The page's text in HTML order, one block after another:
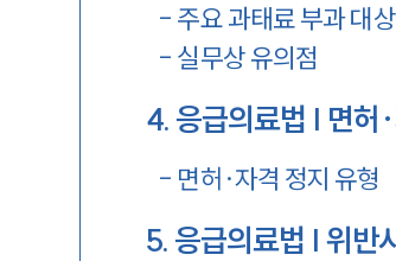
- 주요 과태료 부과 대
- 실무상 유의점
4.응급의료법 | 면허
- 면허·자격 정지 유형
5.응급의료법 | 위반